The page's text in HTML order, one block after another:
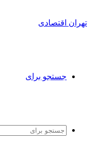
تهران اقتصادی
جستجو برای